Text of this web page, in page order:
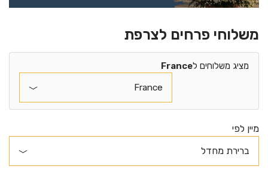
משלוחי פרחים לצרפת
מציג משלוחים לFrance
מיין לפי